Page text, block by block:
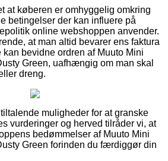
at køberen er omhyggelig omkring
betingelser der kan influere på
online webshoppen anvender.
at man altid bevarer ens faktura
bevidne ordren af Muuto Mini
Green, uafhængig om man skal
dreng.
muligheder for at granske
vurderinger og herved tilråder vi, at
bedømmelser af Muuto Mini
Green forinden du færdiggør din